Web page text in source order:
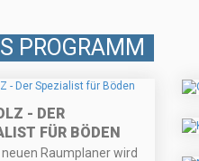
PROGRAMM
- DER
FÜR BÖDEN
Raumplaner wird